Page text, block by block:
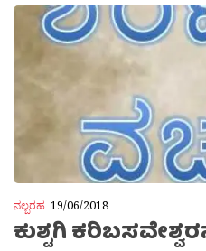
ನಲ್ಬರಹ 19/06/2018
ಕುಶ್ಟಗಿ